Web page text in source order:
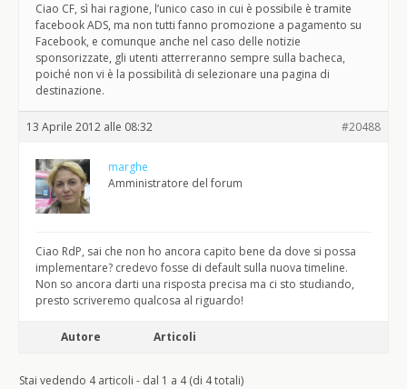
Ciao CF, sì hai ragione, l’unico caso in cui è possibile è tramite
facebook ADS, ma non tutti fanno promozione a pagamento su
Facebook, e comunque anche nel caso delle notizie
sponsorizzate, gli utenti atterreranno sempre sulla bacheca,
poiché non vi è la possibilità di selezionare una pagina di
destinazione.
13 Aprile 2012 alle 08:32 #20488
marghe
Amministratore del forum
Ciao RdP, sai che non ho ancora capito bene da dove si possa
implementare? credevo fosse di default sulla nuova timeline.
Non so ancora darti una risposta precisa ma ci sto studiando,
presto scriveremo qualcosa al riguardo!
Autore Articoli
Stai vedendo 4 articoli - dal 1 a 4 (di 4 totali)